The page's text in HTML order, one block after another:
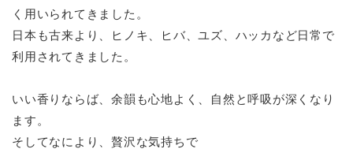
く用いられてきました。
日本も古来より、ヒノキ、ヒバ、ユズ、ハッカなど日常で
利用されてきました。
いい香りならば、余韻も心地よく、自然と呼吸が深くなり
ます。
そしてなにより、贅沢な気持ちで